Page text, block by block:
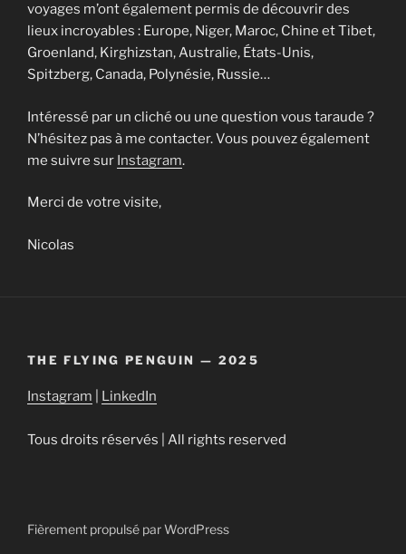
voyages m’ont également permis de découvrir des
lieux incroyables : Europe, Niger, Maroc, Chine et Tibet,
Groenland, Kirghizstan, Australie, États-Unis,
Spitzberg, Canada, Polynésie, Russie…
Intéressé par un cliché ou une question vous taraude ?
N’hésitez pas à me contacter. Vous pouvez également
me suivre sur Instagram.
Merci de votre visite,
Nicolas
THE FLYING PENGUIN — 2025
Instagram LinkedIn
Tous droits réservés | All rights reserved
Fièrement propulsé par WordPress